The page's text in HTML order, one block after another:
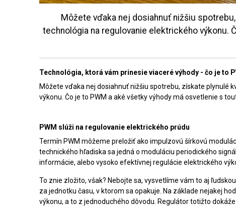
Môžete vďaka nej dosiahnuť nižšiu
technológia na regulovanie elektrického výkonu.
Technológia, ktorá vám prinesie viaceré výhody - čo je to
Môžete vďaka nej dosiahnuť nižšiu spotrebu, získate plynulé
výkonu. Čo je to PWM a aké všetky výhody má osvetlenie s
PWM slúži na regulovanie elektrického prúdu
Termín PWM môžeme preložiť ako impulzovú šírkovú
technického hľadiska sa jedná o moduláciu periodického
informácie, alebo vysoko efektívnej regulácie elektrického
To znie zložito, však? Nebojte sa, vysvetlíme vám to aj
za jednotku času, v ktorom sa opakuje. Na základe nejakej
výkonu, a to z jednoduchého dôvodu. Regulátor totižto